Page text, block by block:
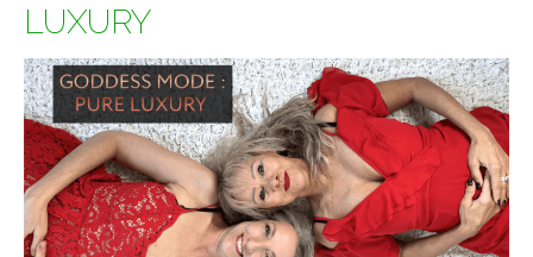
LUXURY